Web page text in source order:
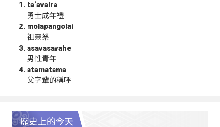
ta‘avalra
勇士成年禮
molapangolai
祖靈祭
asavasavahe
男性青年
atamatama
父字輩的稱呼
歷史上的今天